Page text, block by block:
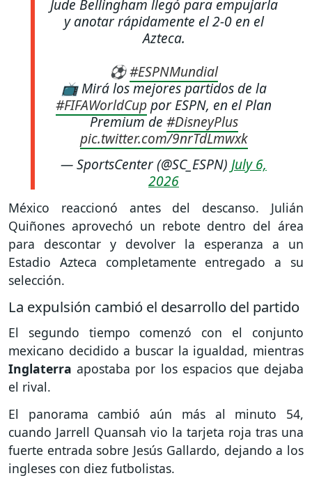
Jude Bellingham llegó para empujarla
y anotar rápidamente el 2-0 en el
Azteca.
⚽#ESPNMundial
📺 Mirá los mejores partidos de la
#FIFAWorldCuppor ESPN, en el Plan
Premium de #DisneyPlus
pic.twitter.com/9nrTdLmwxk
— SportsCenter (@SC_ESPN) July 6,
2026
México reaccionó antes del descanso. Julián
Quiñones aprovechó un rebote dentro del área
para descontar y devolver la esperanza a un
Estadio Azteca completamente entregado a su
selección.
La expulsión cambió el desarrollo del partido
El segundo tiempo comenzó con el conjunto
mexicano decidido a buscar la igualdad, mientras
Inglaterra apostaba por los espacios que dejaba
el rival.
El panorama cambió aún más al minuto 54,
cuando Jarrell Quansah vio la tarjeta roja tras una
fuerte entrada sobre Jesús Gallardo, dejando a los
ingleses con diez futbolistas.